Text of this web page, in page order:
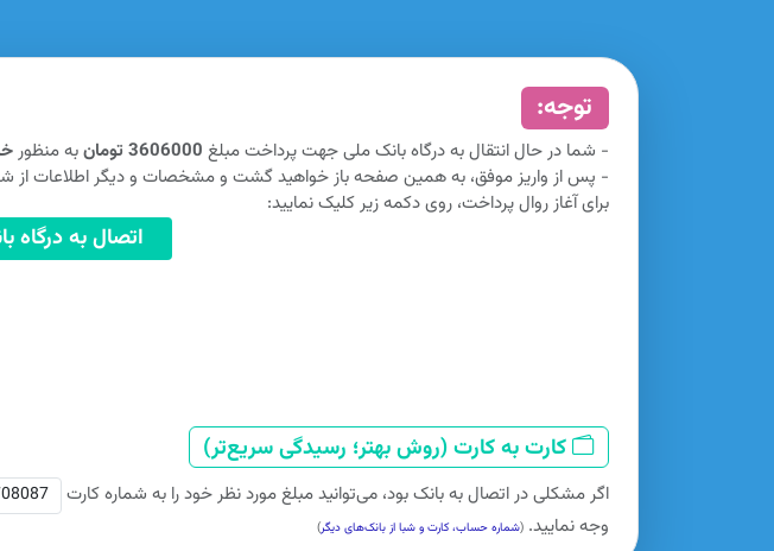
توجه:
- شما در حال انتقال به درگاه بانک ملی جهت پرداخت مبلغ 3606000 تومان به منظور
- پس از واریز موفق، به همین صفحه باز خواهید گشت و مشخصات و دیگر اطلاعات از
برای آغاز روال پرداخت، روی دکمه زیر کلیک نمایید:
اتصال به درگاه
کارت به کارت (روش بهتر؛ رسیدگی سریع‌تر)
اگر مشکلی در اتصال به بانک بود، می‌توانید مبلغ مورد نظر خود را به شماره کارت
وجه نمایید. (شماره حساب، کارت و شبا از بانک‌های دیگر)